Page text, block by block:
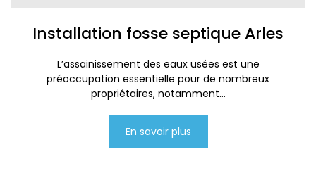
Installation fosse septique Arles
L’assainissement des eaux usées est une
préoccupation essentielle pour de nombreux
propriétaires, notamment...
En savoir plus